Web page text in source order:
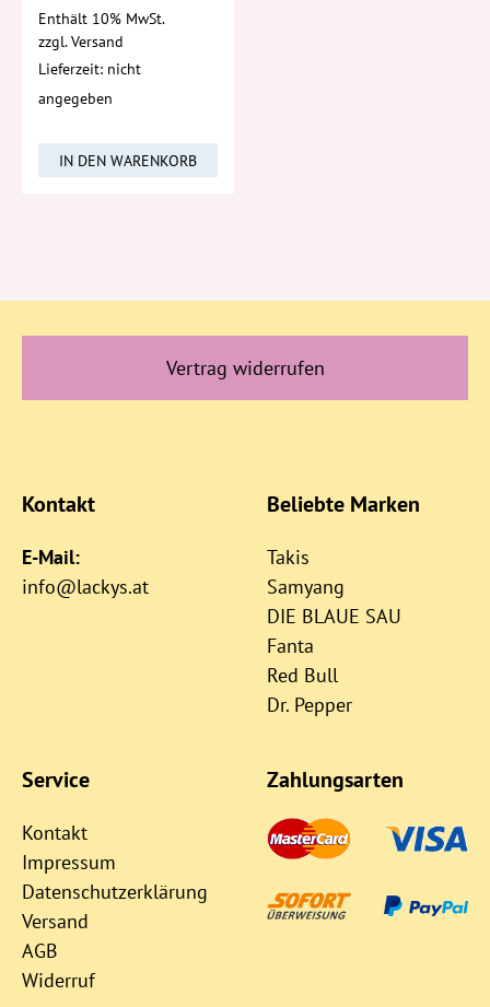
Enthält 10% MwSt.
zzgl.Versand
Lieferzeit: nicht
angegeben
IN DEN WARENKORB
Vertrag widerrufen
Kontakt
E-Mail:
info@lackys.at
Beliebte Marken
Takis
Samyang
DIE BLAUE SAU
Fanta
Red Bull
Dr. Pepper
Service
Kontakt
Impressum
Datenschutzerklärung
Versand
AGB
Widerruf
Zahlungsarten